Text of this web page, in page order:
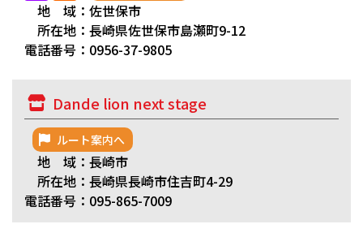
地 域：佐世保市
所在地：長崎県佐世保市島瀬町9-12
電話番号：0956-37-9805
Dande lion next stage
ルート案内へ
地 域：長崎市
所在地：長崎県長崎市住吉町4-29
電話番号：095-865-7009